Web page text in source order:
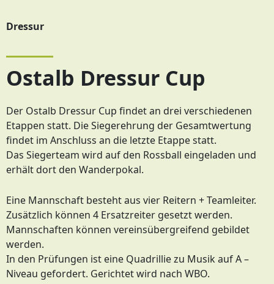
Dressur
Ostalb Dressur Cup
Der Ostalb Dressur Cup findet an drei verschiedenen
Etappen statt. Die Siegerehrung der Gesamtwertung
findet im Anschluss an die letzte Etappe statt.
Das Siegerteam wird auf den Rossball eingeladen und
erhält dort den Wanderpokal.
Eine Mannschaft besteht aus vier Reitern + Teamleiter.
Zusätzlich können 4 Ersatzreiter gesetzt werden.
Mannschaften können vereinsübergreifend gebildet
werden.
In den Prüfungen ist eine Quadrillie zu Musik auf A –
Niveau gefordert. Gerichtet wird nach WBO.